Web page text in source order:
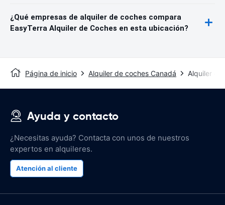
¿Qué empresas de alquiler de coches compara
EasyTerra Alquiler de Coches en esta ubicación?
Página de inicio Alquiler de coches Canadá Alquiler de
Ayuda y contacto
¿Necesitas ayuda? Contacta con unos de nuestros
expertos en alquileres.
Atención al cliente